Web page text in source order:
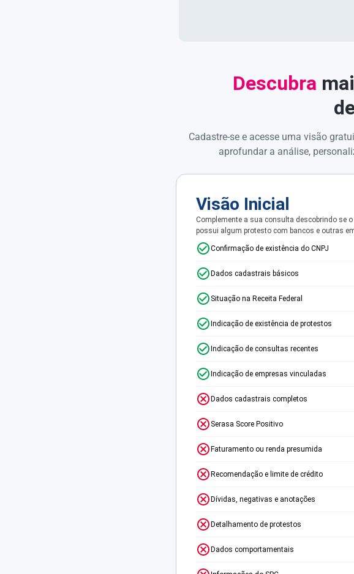
Descubra
Cadastre-se e acesse uma visão
aprofundar a análise,
Visão Inicial
Complemente a sua consulta descobrindo se o
possui algum protesto com bancos e outras
Confirmação de existência do CNPJ
Dados cadastrais básicos
Situação na Receita Federal
Indicação de existência de protestos
Indicação de consultas recentes
Indicação de empresas vinculadas
Dados cadastrais completos
Serasa Score Positivo
Faturamento ou renda presumida
Recomendação e limite de crédito
Dívidas, negativas e anotações
Detalhamento de protestos
Dados comportamentais